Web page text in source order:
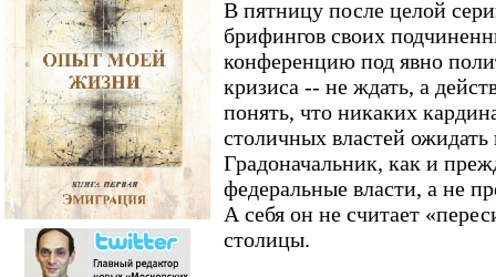
В пятницу после целой
брифингов своих
конференцию под явно
кризиса -- не ждать, а
понять, что никаких
столичных властей ожидать
Градоначальник, как и
федеральные власти, а не
А себя он не считает
столицы.